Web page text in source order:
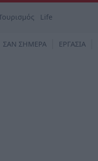
Life
ΣΑΝ ΣΗΜΕΡΑ ΕΡΓΑΣΙΑ